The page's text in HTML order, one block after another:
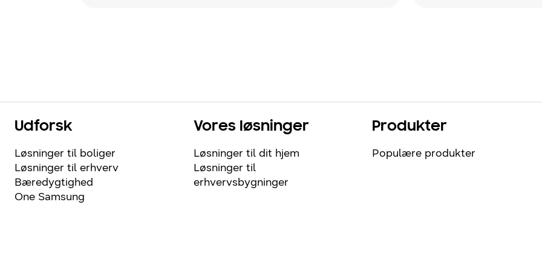
Udforsk
Løsninger til boliger
Løsninger til erhverv
Bæredygtighed
One Samsung
Vores løsninger
Løsninger til dit hjem
Løsninger til
erhvervsbygninger
Produkter
Populære produkter